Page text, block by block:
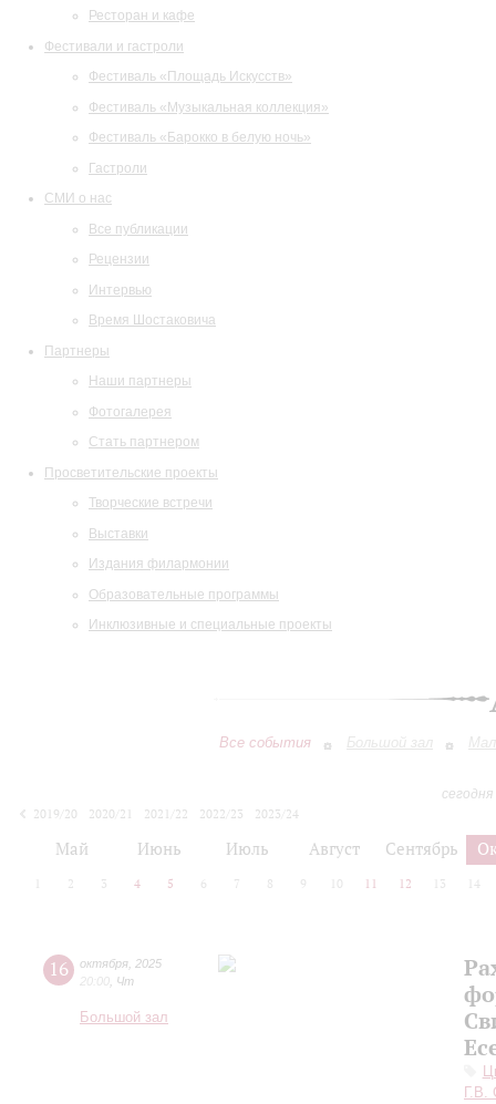
Ресторан и кафе
Фестивали и гастроли
Фестиваль «Площадь Искусств»
Фестиваль «Музыкальная коллекция»
Фестиваль «Барокко в белую ночь»
Гастроли
СМИ о нас
Все публикации
Рецензии
Интервью
Время Шостаковича
Партнеры
Наши партнеры
Фотогалерея
Стать партнером
Просветительские проекты
Творческие встречи
Выставки
Издания филармонии
Образовательные программы
Инклюзивные и специальные проекты
Все события Большой зал
2019/20
2020/21 2021/22 2022/23
2023/24
Май Июнь Июль Август Сентябрь
2 3 4 5 6 7 8 9 10 11 12 13 14
16 октября 2025
20:00 Чт
Большой зал
Г.В.